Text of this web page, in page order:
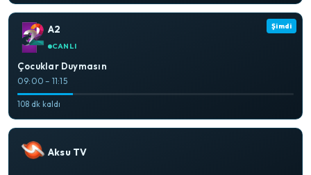
Şimdi
A2
CANLI
Çocuklar Duymasın
09:00 – 11:15
108 dk kaldı
Aksu TV